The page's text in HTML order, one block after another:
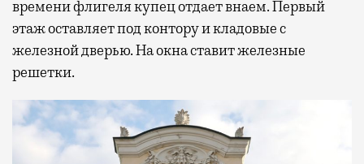
времени флигеля купец отдает внаем. Первый
этаж оставляет под контору и кладовые с
железной дверью. На окна ставит железные
решетки.